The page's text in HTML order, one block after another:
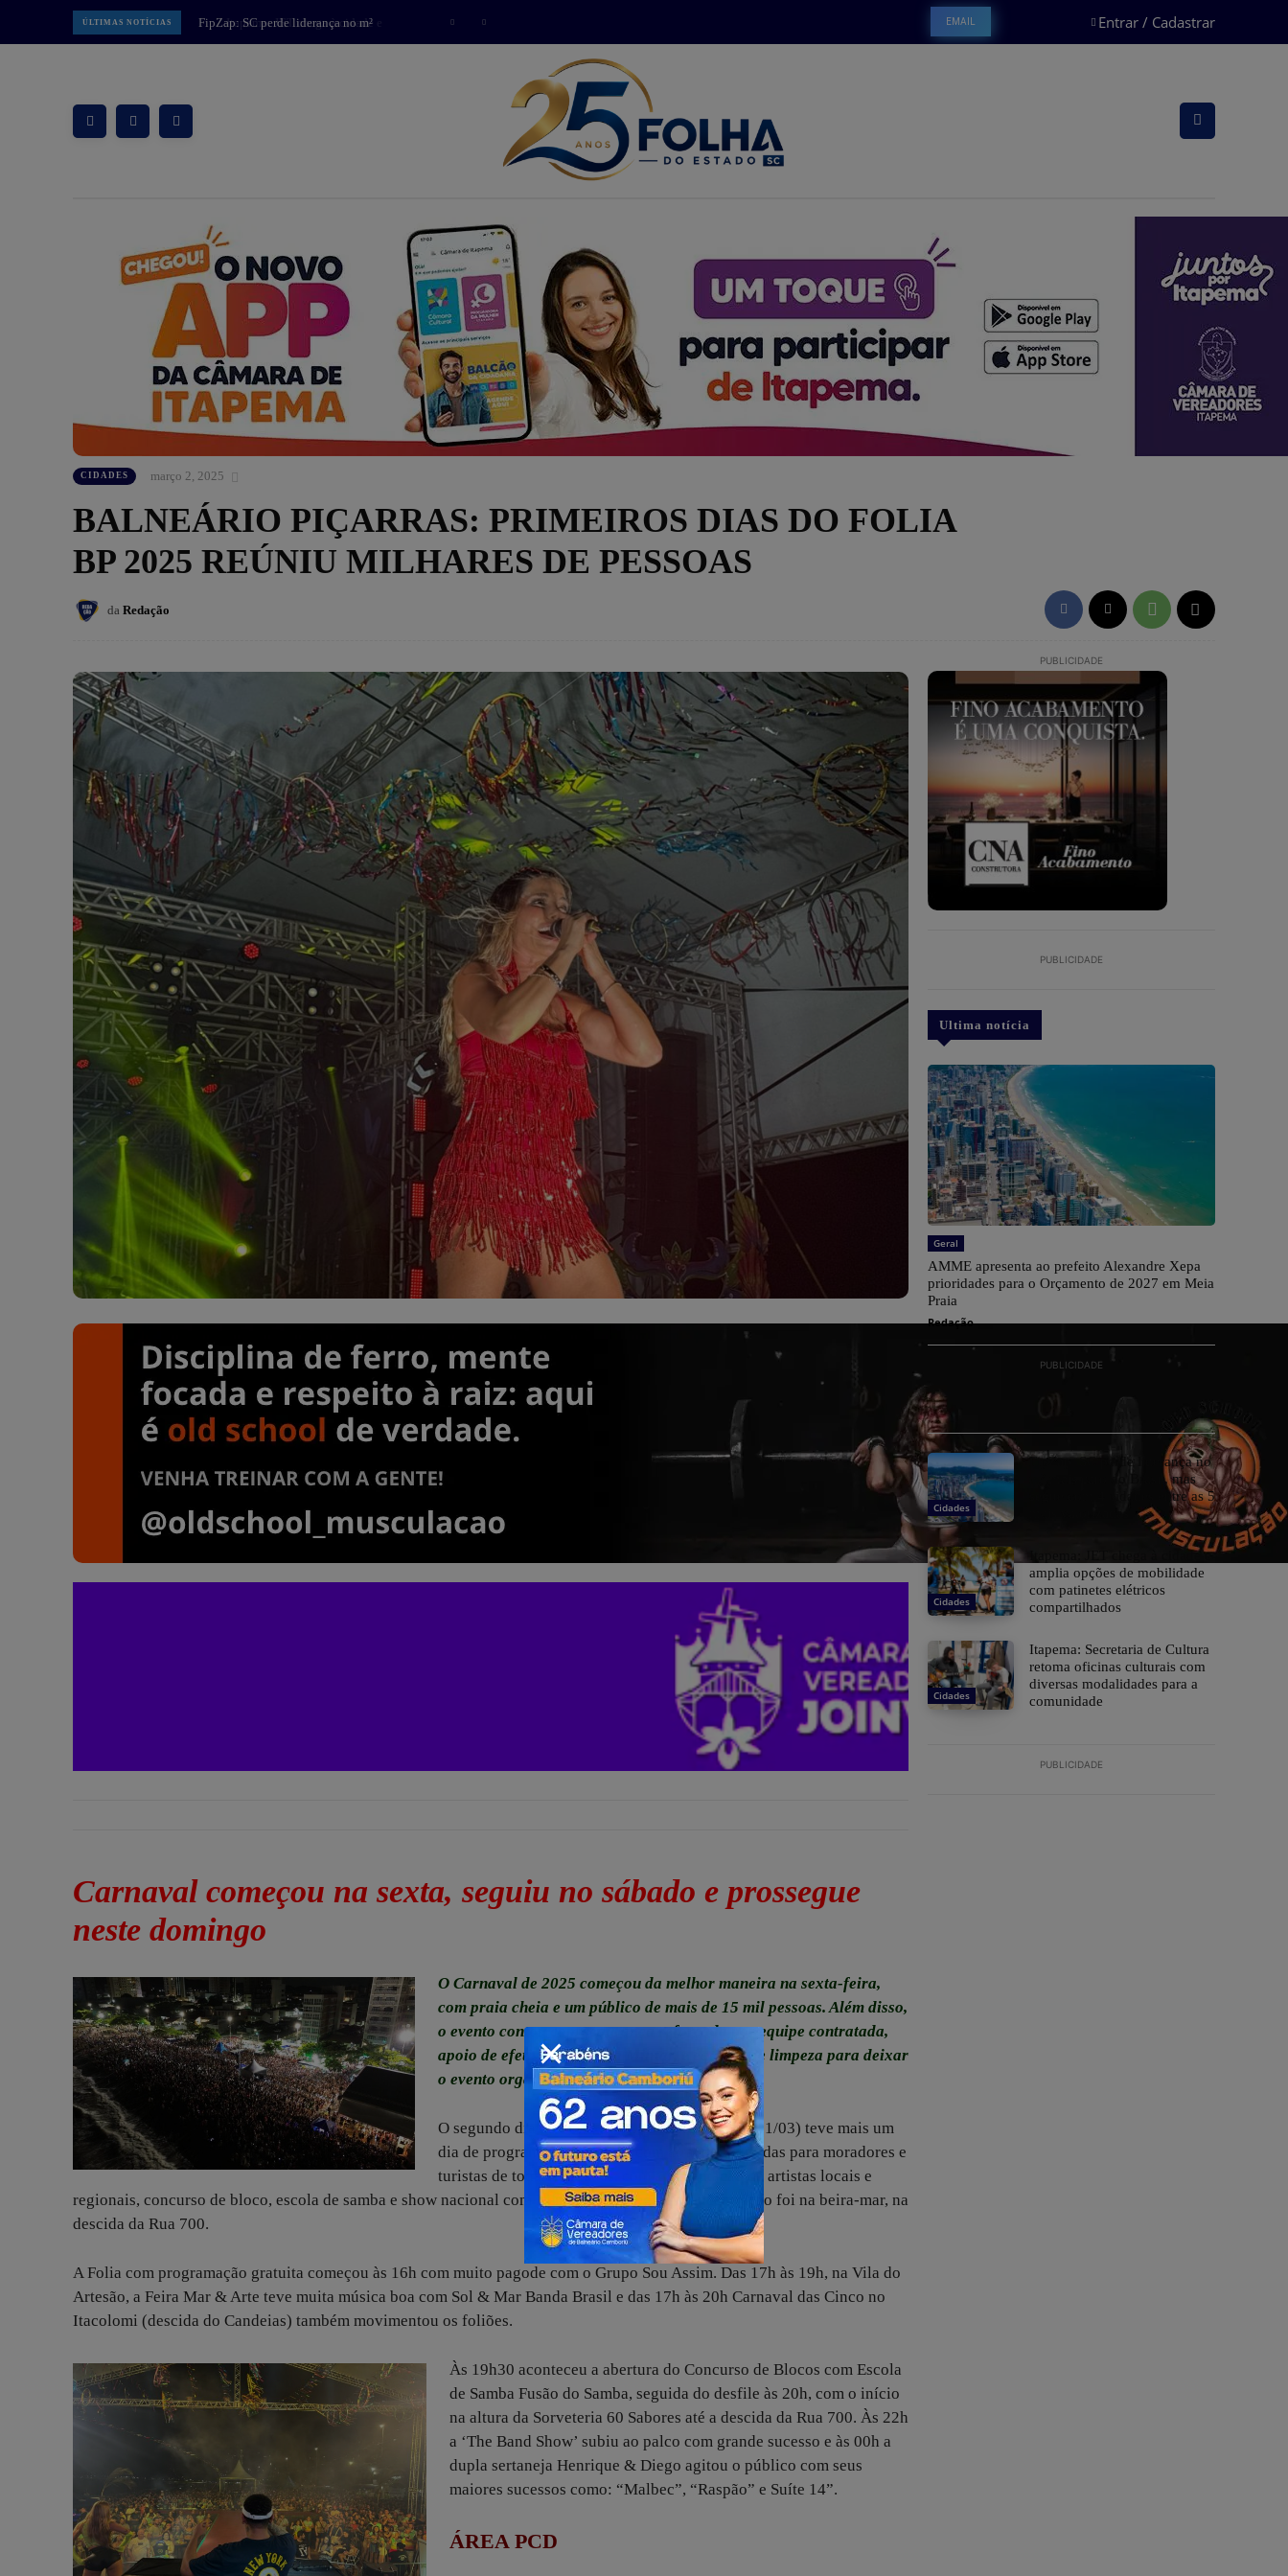
ÚLTIMAS NOTÍCIAS
Itapema: JET chega à cidade e
amplia opções de mobilidade com
EMAIL Entrar / Cadastrar
CIDADES março 2, 2025
BALNEÁRIO PIÇARRAS: PRIMEIROS DIAS DO FOLIA
BP 2025 REÚNIU MILHARES DE PESSOAS
da Redação
Carnaval começou na sexta, seguiu no sábado e prossegue
neste domingo
O Carnaval de 2025 começou da melhor maneira na sexta-feira,
com praia cheia e um público de mais de 15 mil pessoas. Além disso,
o evento contou com segurança reforçada por equipe contratada,
apoio de efetivo da Polícia Militar, e equipes de limpeza para deixar
o evento organizado.
O segundo dia do Folia BP 2025 neste sábado (01/03) teve mais um
dia de programação extensa, com atrações variadas para moradores e
turistas de todas as idades, com apresentação de artistas locais e
regionais, concurso de bloco, escola de samba e show nacional com Henrique & Diego. A concentração foi na beira-mar, na
descida da Rua 700.
A Folia com programação gratuita começou às 16h com muito pagode com o Grupo Sou Assim. Das 17h às 19h, na Vila do
Artesão, a Feira Mar & Arte teve muita música boa com Sol & Mar Banda Brasil e das 17h às 20h Carnaval das Cinco no
Itacolomi (descida do Candeias) também movimentou os foliões.
Às 19h30 aconteceu a abertura do Concurso de Blocos com Escola
de Samba Fusão do Samba, seguida do desfile às 20h, com o início
na altura da Sorveteria 60 Sabores até a descida da Rua 700. Às 22h
a ‘The Band Show’ subiu ao palco com grande sucesso e às 00h a
dupla sertaneja Henrique & Diego agitou o público com seus
maiores sucessos como: “Malbec”, “Raspão” e Suíte 14”.
ÁREA PCD
PUBLICIDADE
PUBLICIDADE
Ultima notícia
Geral
AMME apresenta ao prefeito Alexandre Xepa
prioridades para o Orçamento de 2027 em Meia
Praia
Redação
PUBLICIDADE
Cidades
FipZap: SC perde liderança no
m² mais caro do Brasil, mas
segue com 4 cidades entre as 5
Cidades
Itapema: JET chega à cidade e
amplia opções de mobilidade
com patinetes elétricos
compartilhados
Cidades
Itapema: Secretaria de Cultura
retoma oficinas culturais com
diversas modalidades para a
comunidade
PUBLICIDADE